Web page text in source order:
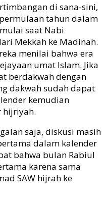
di sana-sini,
tahun dalam
saat Nabi
Mekkah ke Madinah.
menilai bahwa era
umat Islam. Jika
berdakwah dengan
dakwah sudah dapat
kemudian
hijriyah.
saja, diskusi masih
dalam kalender
bahwa bulan Rabiul
karena sama
SAW hijrah ke